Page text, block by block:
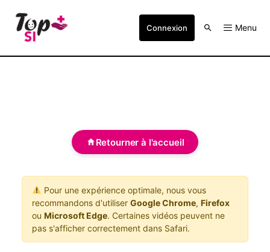
Connexion Menu
Retourner à l'accueil
Pour une expérience optimale, nous vous
recommandons d'utiliser Google Chrome, Firefox
ou Microsoft Edge. Certaines vidéos peuvent ne
pas s'afficher correctement dans Safari.